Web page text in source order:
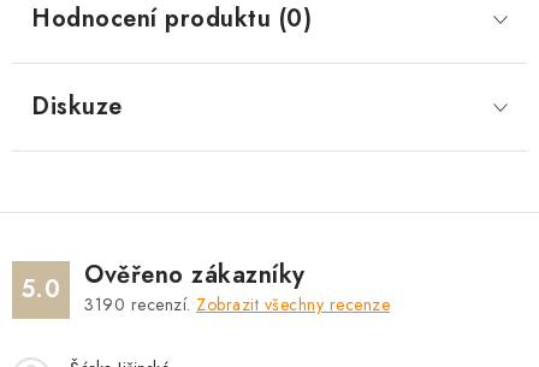
Hodnocení produktu (0)
Diskuze
5.0 Ověřeno zákazníky
3190 recenzí. Zobrazit všechny recenze